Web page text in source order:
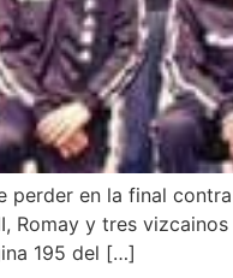
perder en la final
Romay y tres
195 del […]